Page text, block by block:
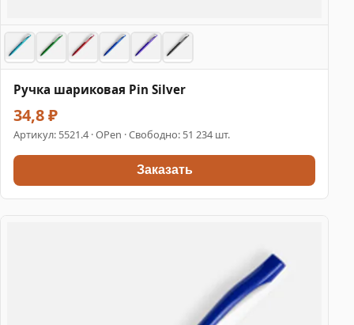
Ручка шариковая Pin Silver
34,8 ₽
Артикул: 5521.4 · OPen · Свободно: 51 234 шт.
Заказать